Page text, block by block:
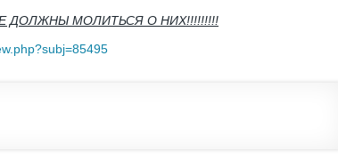
ДОЛЖНЫ МОЛИТЬСЯ О НИХ!!!!!!!!!